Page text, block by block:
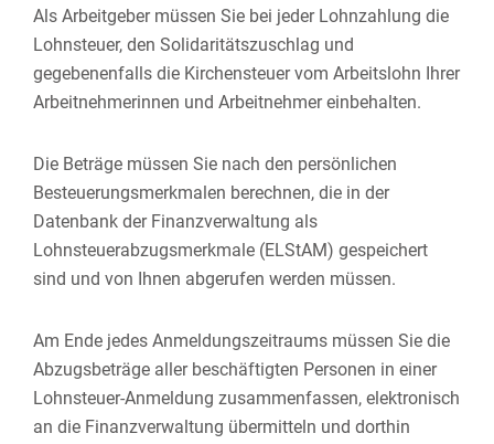
Als Arbeitgeber müssen Sie bei jeder Lohnzahlung die
Lohnsteuer, den Solidaritätszuschlag und
gegebenenfalls die Kirchensteuer vom Arbeitslohn Ihrer
Arbeitnehmerinnen und Arbeitnehmer einbehalten.
Die Beträge müssen Sie nach den persönlichen
Besteuerungsmerkmalen berechnen, die in der
Datenbank der Finanzverwaltung als
Lohnsteuerabzugsmerkmale (ELStAM) gespeichert
sind und von Ihnen abgerufen werden müssen.
Am Ende jedes Anmeldungszeitraums müssen Sie die
Abzugsbeträge aller beschäftigten Personen in einer
Lohnsteuer-Anmeldung zusammenfassen, elektronisch
an die Finanzverwaltung übermitteln und dorthin